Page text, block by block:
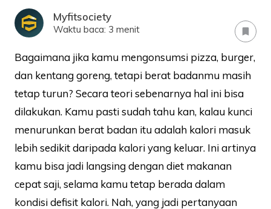
Myfitsociety
Waktu baca: 3 menit bookmark
Bagaimana jika kamu mengonsumsi pizza, burger,
dan kentang goreng, tetapi berat badanmu masih
tetap turun? Secara teori sebenarnya hal ini bisa
dilakukan. Kamu pasti sudah tahu kan, kalau kunci
menurunkan berat badan itu adalah kalori masuk
lebih sedikit daripada kalori yang keluar. Ini artinya
kamu bisa jadi langsing dengan diet makanan
cepat saji, selama kamu tetap berada dalam
kondisi defisit kalori. Nah, yang jadi pertanyaan